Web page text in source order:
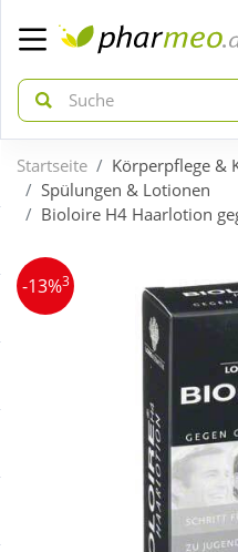
zurück
Aktuelle Coupons
zurück
Arzneimittel
Körperpflege & Kosmetik
Startseite Körperpflege &
Spülungen & Lotionen
Bioloire H4 Haarlotion
-13%3